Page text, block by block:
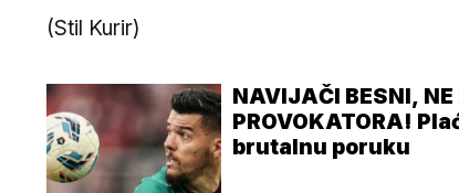
(Stil Kurir)
NAVIJAČI BESNI,
PROVOKATORA!
brutalnu poruku